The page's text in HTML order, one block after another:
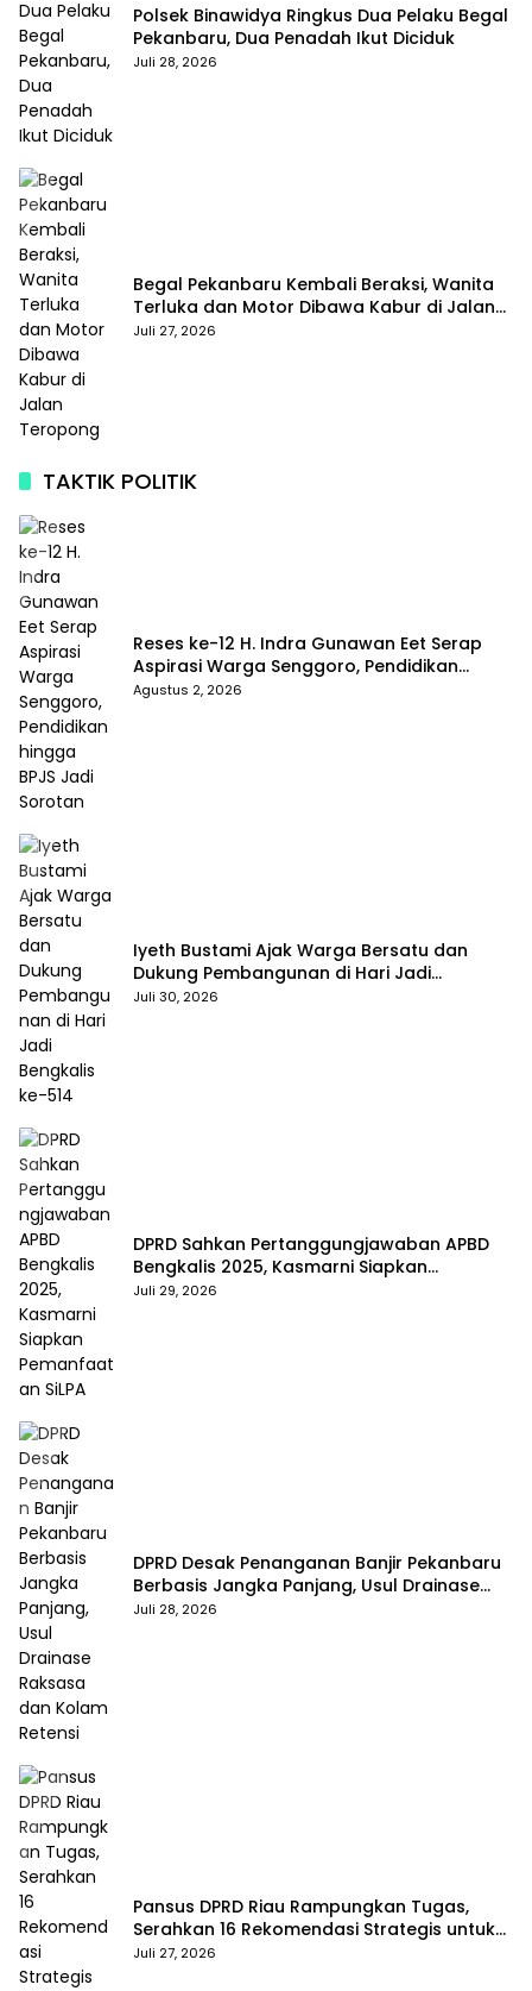
Polsek Binawidya Ringkus Dua Pelaku Begal
Pekanbaru, Dua Penadah Ikut Diciduk
Juli 28, 2026
Begal Pekanbaru Kembali Beraksi, Wanita
Terluka dan Motor Dibawa Kabur di Jalan
Teropong
Juli 27, 2026
TAKTIK POLITIK
Reses ke-12 H. Indra Gunawan Eet Serap
Aspirasi Warga Senggoro, Pendidikan
hingga BPJS Jadi Sorotan
Agustus 2, 2026
Iyeth Bustami Ajak Warga Bersatu dan
Dukung Pembangunan di Hari Jadi
Bengkalis ke-514
Juli 30, 2026
DPRD Sahkan Pertanggungjawaban APBD
Bengkalis 2025, Kasmarni Siapkan
Pemanfaatan SiLPA
Juli 29, 2026
DPRD Desak Penanganan Banjir Pekanbaru
Berbasis Jangka Panjang, Usul Drainase
Raksasa dan Kolam Retensi
Juli 28, 2026
Pansus DPRD Riau Rampungkan Tugas,
Serahkan 16 Rekomendasi Strategis untuk
Dongkrak Pendapatan Daerah
Juli 27, 2026